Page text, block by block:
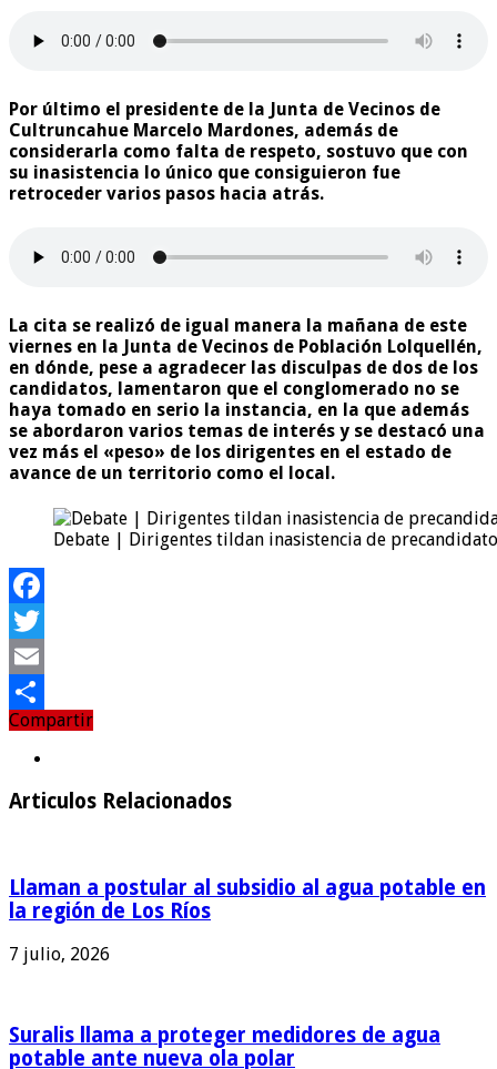
Por último el presidente de la Junta de Vecinos de
Cultruncahue Marcelo Mardones, además de
considerarla como falta de respeto, sostuvo que con
su inasistencia lo único que consiguieron fue
retroceder varios pasos hacia atrás.
La cita se realizó de igual manera la mañana de este
viernes en la Junta de Vecinos de Población Lolquellén,
en dónde, pese a agradecer las disculpas de dos de los
candidatos, lamentaron que el conglomerado no se
haya tomado en serio la instancia, en la que además
se abordaron varios temas de interés y se destacó una
vez más el «peso» de los dirigentes en el estado de
avance de un territorio como el local.
Debate | Dirigentes tildan inasistencia de
Facebook
Twitter
Email
Compartir
Compartir
Articulos Relacionados
Llaman a postular al subsidio al agua potable en
la región de Los Ríos
7 julio, 2026
Suralis llama a proteger medidores de agua
potable ante nueva ola polar